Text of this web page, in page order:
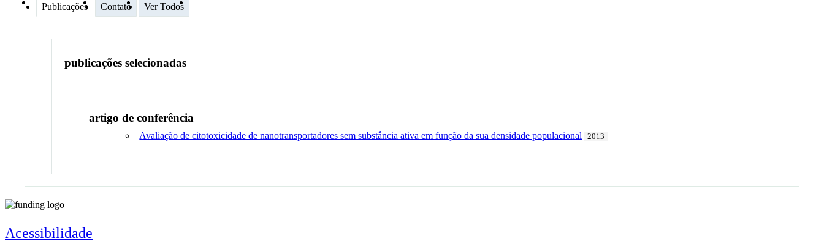
Publicações Contato Ver Todos
publicações selecionadas
artigo de conferência
Avaliação de citotoxicidade de nanotransportadores sem substância ativa em função da sua densidade populacional 2013
Acessibilidade